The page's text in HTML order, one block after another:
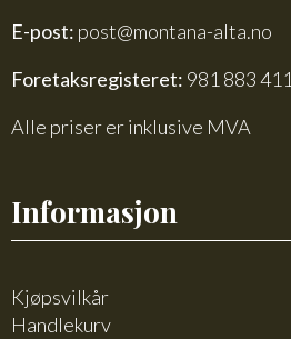
E-post: post@montana-alta.no
Foretaksregisteret: 981 883 411
Alle priser er inklusive MVA
Informasjon
Kjøpsvilkår
Handlekurv